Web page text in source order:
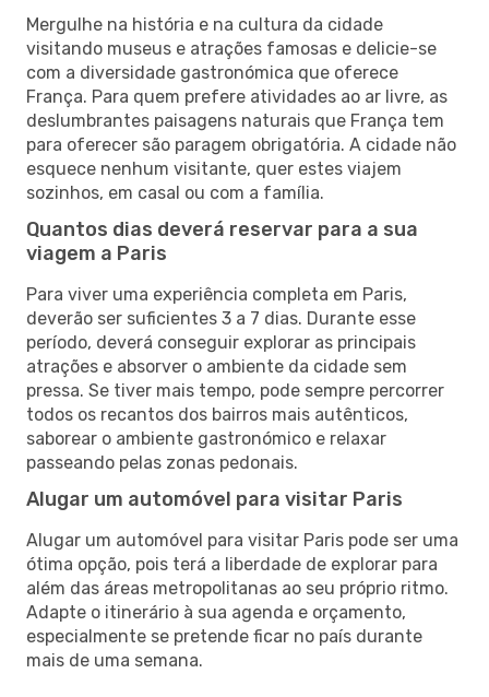
Mergulhe na história e na cultura da cidade
visitando museus e atrações famosas e delicie-se
com a diversidade gastronómica que oferece
França. Para quem prefere atividades ao ar livre, as
deslumbrantes paisagens naturais que França tem
para oferecer são paragem obrigatória. A cidade não
esquece nenhum visitante, quer estes viajem
sozinhos, em casal ou com a família.
Quantos dias deverá reservar para a sua
viagem a Paris
Para viver uma experiência completa em Paris,
deverão ser suficientes 3 a 7 dias. Durante esse
período, deverá conseguir explorar as principais
atrações e absorver o ambiente da cidade sem
pressa. Se tiver mais tempo, pode sempre percorrer
todos os recantos dos bairros mais autênticos,
saborear o ambiente gastronómico e relaxar
passeando pelas zonas pedonais.
Alugar um automóvel para visitar Paris
Alugar um automóvel para visitar Paris pode ser uma
ótima opção, pois terá a liberdade de explorar para
além das áreas metropolitanas ao seu próprio ritmo.
Adapte o itinerário à sua agenda e orçamento,
especialmente se pretende ficar no país durante
mais de uma semana.